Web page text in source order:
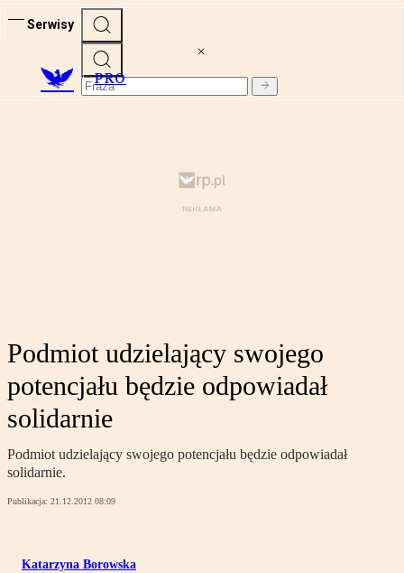
Serwisy
PRO
Podmiot udzielający swojego
potencjału będzie odpowiadał
solidarnie
Podmiot udzielający swojego potencjału będzie odpowiadał
solidarnie.
Publikacja: 21.12.2012 08:09
Katarzyna Borowska